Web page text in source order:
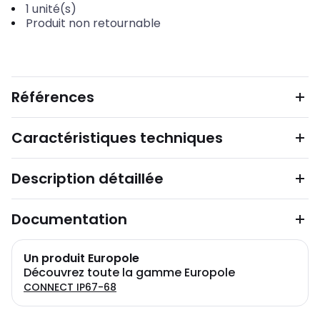
1 unité(s)
Produit non retournable
Références
Caractéristiques techniques
Description détaillée
Documentation
Un produit Europole
Découvrez toute la gamme Europole
CONNECT IP67-68